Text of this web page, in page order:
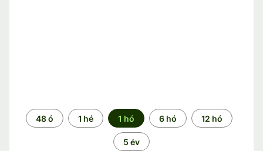
Időszak
48 ó 1 hé 1 hó 6 hó 12 hó
5 év